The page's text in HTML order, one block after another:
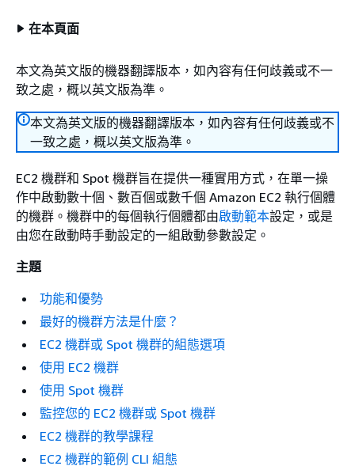
在本頁面
本文為英文版的機器翻譯版本，如內容有任何歧義或不一
致之處，概以英文版為準。
本文為英文版的機器翻譯版本，如內容有任何歧義或不
一致之處，概以英文版為準。
EC2 機群和 Spot 機群旨在提供一種實用方式，在單一操
作中啟動數十個、數百個或數千個 Amazon EC2 執行個體
的機群。機群中的每個執行個體都由啟動範本設定，或是
由您在啟動時手動設定的一組啟動參數設定。
主題
功能和優勢
最好的機群方法是什麼？
EC2 機群或 Spot 機群的組態選項
使用 EC2 機群
使用 Spot 機群
監控您的 EC2 機群或 Spot 機群
EC2 機群的教學課程
EC2 機群的範例 CLI 組態